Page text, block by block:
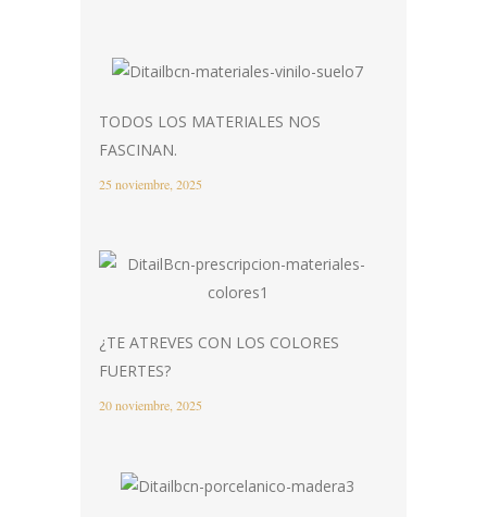
TODOS LOS MATERIALES NOS
FASCINAN.
25 noviembre, 2025
¿TE ATREVES CON LOS COLORES
FUERTES?
20 noviembre, 2025